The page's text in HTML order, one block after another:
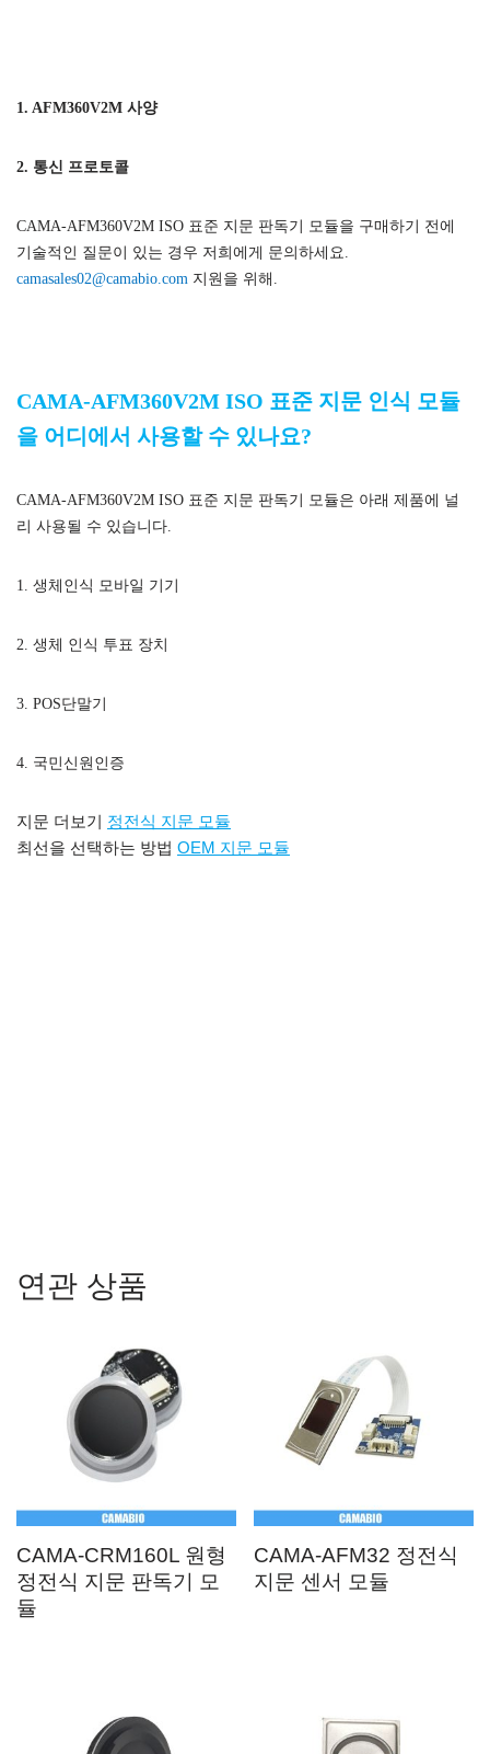
1. AFM360V2M 사양
2. 통신 프로토콜
CAMA-AFM360V2M ISO 표준 지문 판독기 모듈을 구매하기 전에
기술적인 질문이 있는 경우 저희에게 문의하세요.
camasales02@camabio.com 지원을 위해.
CAMA-AFM360V2M ISO 표준 지문 인식 모듈
을 어디에서 사용할 수 있나요?
CAMA-AFM360V2M ISO 표준 지문 판독기 모듈은 아래 제품에 널
리 사용될 수 있습니다.
1. 생체인식 모바일 기기
2. 생체 인식 투표 장치
3. POS단말기
4. 국민신원인증
지문 더보기 정전식 지문 모듈
최선을 선택하는 방법 OEM 지문 모듈
연관 상품
CAMA-CRM160L 원형
정전식 지문 판독기 모
듈
CAMA-AFM32 정전식
지문 센서 모듈